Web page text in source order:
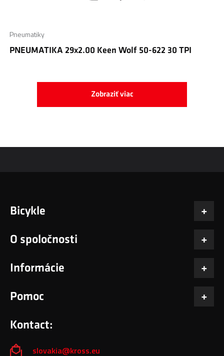
Pneumatiky
PNEUMATIKA 29x2.00 Keen Wolf 50-622 30 TPI
Zobraziť viac
Bicykle
O spoločnosti
Informácie
Pomoc
Kontact:
slovakia@kross.eu